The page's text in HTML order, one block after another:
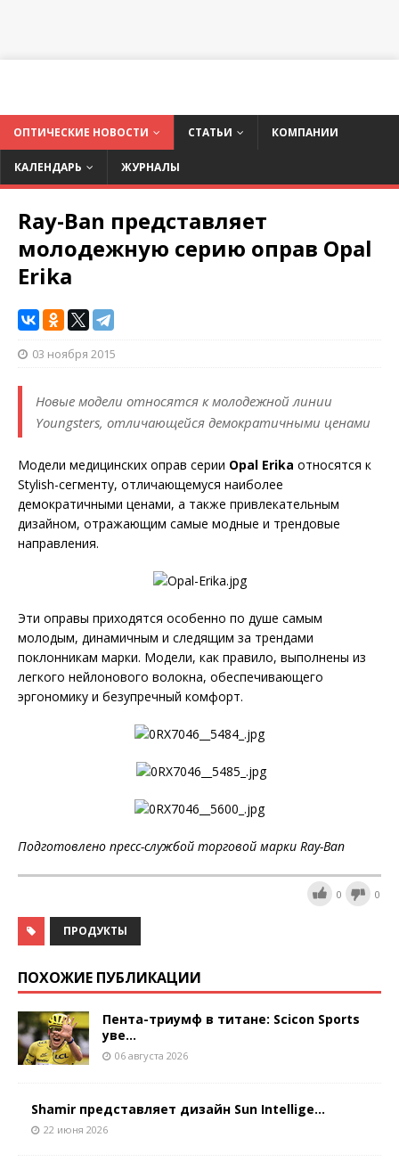
ОПТИЧЕСКИЕ НОВОСТИ СТАТЬИ КОМПАНИИ
КАЛЕНДАРЬ ЖУРНАЛЫ
Ray-Ban представляет
молодежную серию оправ Opal
Erika
03 ноября 2015
Новые модели относятся к молодежной линии
Youngsters, отличающейся демократичными ценами
Модели медицинских оправ серии Opal Erika относятся к
Stylish-сегменту, отличающемуся наиболее
демократичными ценами, а также привлекательным
дизайном, отражающим самые модные и трендовые
направления.
Эти оправы приходятся особенно по душе самым
молодым, динамичным и следящим за трендами
поклонникам марки. Модели, как правило, выполнены из
легкого нейлонового волокна, обеспечивающего
эргономику и безупречный комфорт.
Подготовлено пресс-службой торговой марки Ray-Ban
0 0
ПРОДУКТЫ
ПОХОЖИЕ ПУБЛИКАЦИИ
Пента-триумф в титане: Scicon Sports
уве...
06 августа 2026
Shamir представляет дизайн Sun Intellige...
22 июня 2026